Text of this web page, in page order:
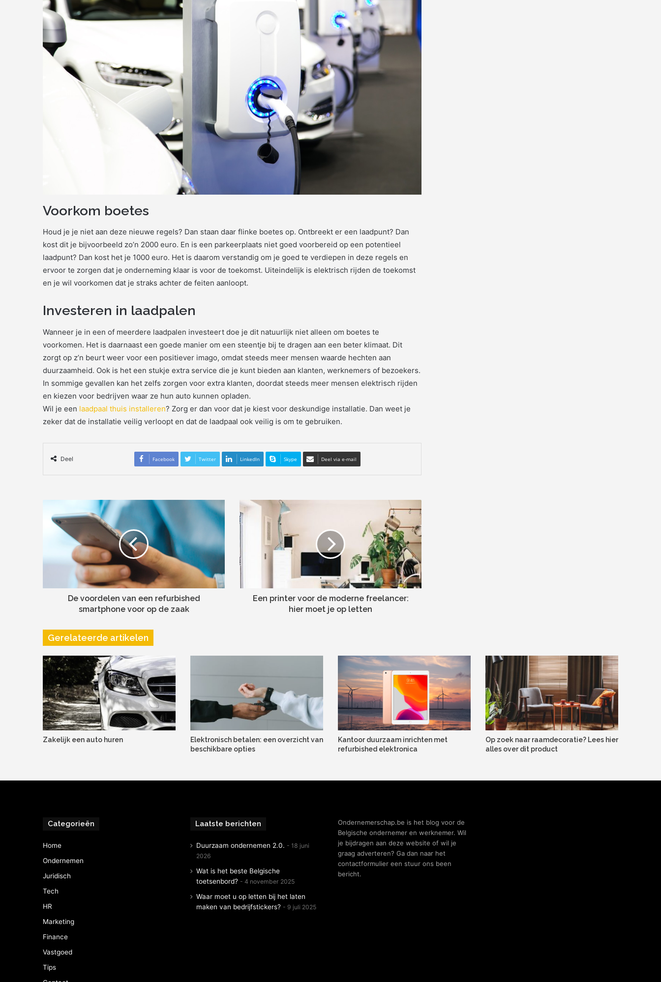
Voorkom boetes
Houd je je niet aan deze nieuwe regels? Dan staan daar flinke boetes op. Ontbreekt er een laadpunt? Dan
kost dit je bijvoorbeeld zo’n 2000 euro. En is een parkeerplaats niet goed voorbereid op een potentieel
laadpunt? Dan kost het je 1000 euro. Het is daarom verstandig om je goed te verdiepen in deze regels en
ervoor te zorgen dat je onderneming klaar is voor de toekomst. Uiteindelijk is elektrisch rijden de toekomst
en je wil voorkomen dat je straks achter de feiten aanloopt.
Investeren in laadpalen
Wanneer je in een of meerdere laadpalen investeert doe je dit natuurlijk niet alleen om boetes te
voorkomen. Het is daarnaast een goede manier om een steentje bij te dragen aan een beter klimaat. Dit
zorgt op z’n beurt weer voor een positiever imago, omdat steeds meer mensen waarde hechten aan
duurzaamheid. Ook is het een stukje extra service die je kunt bieden aan klanten, werknemers of bezoekers.
In sommige gevallen kan het zelfs zorgen voor extra klanten, doordat steeds meer mensen elektrisch rijden
en kiezen voor bedrijven waar ze hun auto kunnen opladen.
Wil je een laadpaal thuis installeren? Zorg er dan voor dat je kiest voor deskundige installatie. Dan weet je
zeker dat de installatie veilig verloopt en dat de laadpaal ook veilig is om te gebruiken.
Deel Facebook Twitter LinkedIn Skype Deel via e-mail
De voordelen van een refurbished
smartphone voor op de zaak
Een printer voor de moderne freelancer:
hier moet je op letten
Gerelateerde artikelen
Zakelijk een auto huren
Elektronisch betalen: een overzicht van
beschikbare opties
Kantoor duurzaam inrichten met
refurbished elektronica
Op zoek naar raamdecoratie? Lees hier
alles over dit product
Categorieën
Home
Ondernemen
Juridisch
Tech
HR
Marketing
Finance
Vastgoed
Tips
Laatste berichten
Duurzaam ondernemen 2.0.
18 juni
2026
Wat is het beste Belgische
toetsenbord?
4 november 2025
Waar moet u op letten bij het laten
maken van bedrijfstickers?
9 juli 2025
Ondernemerschap.be is het blog voor de
Belgische ondernemer en werknemer. Wil
je bijdragen aan deze website of wil je
graag adverteren? Ga dan naar het
contactformulier een stuur ons been
bericht.